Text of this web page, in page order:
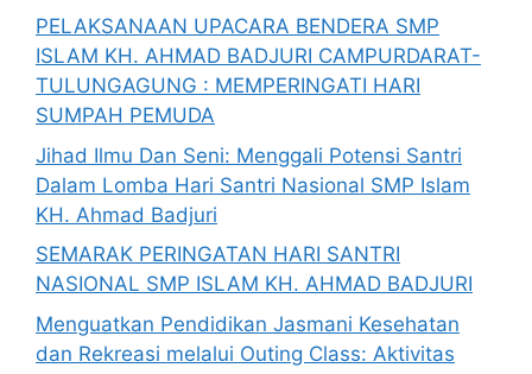
PELAKSANAAN UPACARA BENDERA SMP
ISLAM KH. AHMAD BADJURI CAMPURDARAT-
TULUNGAGUNG : MEMPERINGATI HARI
SUMPAH PEMUDA
Jihad Ilmu Dan Seni: Menggali Potensi Santri
Dalam Lomba Hari Santri Nasional SMP Islam
KH. Ahmad Badjuri
SEMARAK PERINGATAN HARI SANTRI
NASIONAL SMP ISLAM KH. AHMAD BADJURI
Menguatkan Pendidikan Jasmani Kesehatan
dan Rekreasi melalui Outing Class: Aktivitas